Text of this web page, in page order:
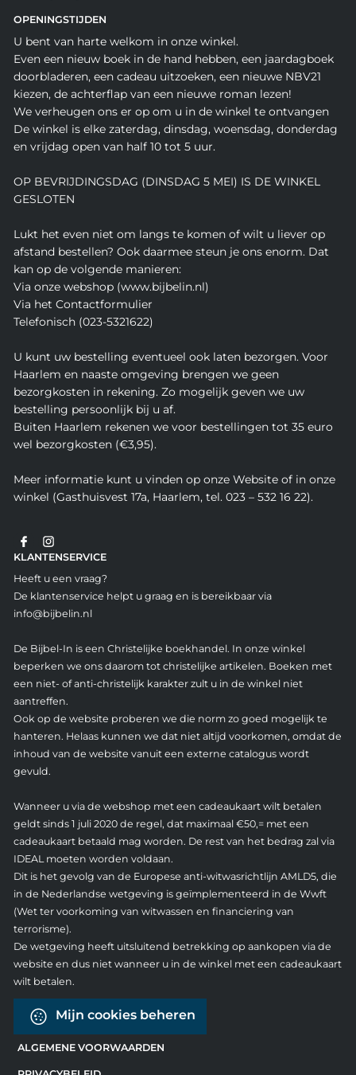
OPENINGSTIJDEN
U bent van harte welkom in onze winkel.
Even een nieuw boek in de hand hebben, een jaardagboek
doorbladeren, een cadeau uitzoeken, een nieuwe NBV21
kiezen, de achterflap van een nieuwe roman lezen!
We verheugen ons er op om u in de winkel te ontvangen
De winkel is elke zaterdag, dinsdag, woensdag, donderdag
en vrijdag open van half 10 tot 5 uur.
OP BEVRIJDINGSDAG (DINSDAG 5 MEI) IS DE WINKEL
GESLOTEN
Lukt het even niet om langs te komen of wilt u liever op
afstand bestellen? Ook daarmee steun je ons enorm. Dat
kan op de volgende manieren:
Via onze webshop (www.bijbelin.nl)
Via het Contactformulier
Telefonisch (023-5321622)
U kunt uw bestelling eventueel ook laten bezorgen. Voor
Haarlem en naaste omgeving brengen we geen
bezorgkosten in rekening. Zo mogelijk geven we uw
bestelling persoonlijk bij u af.
Buiten Haarlem rekenen we voor bestellingen tot 35 euro
wel bezorgkosten (€3,95).
Meer informatie kunt u vinden op onze Website of in onze
winkel (Gasthuisvest 17a, Haarlem, tel. 023 – 532 16 22).
KLANTENSERVICE
Heeft u een vraag?
De klantenservice helpt u graag en is bereikbaar via
info@bijbelin.nl
De Bijbel-In is een Christelijke boekhandel. In onze winkel
beperken we ons daarom tot christelijke artikelen. Boeken met
een niet- of anti-christelijk karakter zult u in de winkel niet
aantreffen.
Ook op de website proberen we die norm zo goed mogelijk te
hanteren. Helaas kunnen we dat niet altijd voorkomen, omdat de
inhoud van de website vanuit een externe catalogus wordt
gevuld.
Wanneer u via de webshop met een cadeaukaart wilt betalen
geldt sinds 1 juli 2020 de regel, dat maximaal €50,= met een
cadeaukaart betaald mag worden. De rest van het bedrag zal via
IDEAL moeten worden voldaan.
Dit is het gevolg van de Europese anti-witwasrichtlijn AMLD5, die
in de Nederlandse wetgeving is geïmplementeerd in de Wwft
(Wet ter voorkoming van witwassen en financiering van
terrorisme).
De wetgeving heeft uitsluitend betrekking op aankopen via de
website en dus niet wanneer u in de winkel met een cadeaukaart
wilt betalen.
Mijn cookies beheren
ALGEMENE VOORWAARDEN